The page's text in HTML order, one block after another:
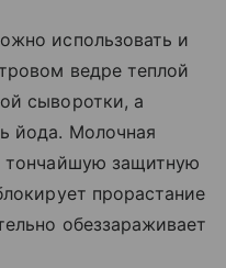
использовать и
ведре теплой
сыворотки, а
йода. Молочная
тончайшую защитную
прорастание
обеззараживает